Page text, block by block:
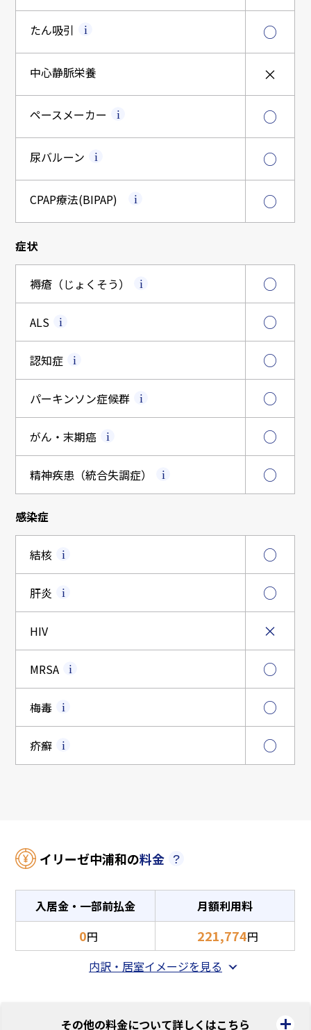
たん吸引 ○
中心静脈栄養 ×
ペースメーカー ○
尿バルーン ○
CPAP療法(BIPAP) ○
症状
褥瘡（じょくそう） ○
ALS ○
認知症 ○
パーキンソン症候群 ○
がん・末期癌 ○
精神疾患（統合失調症） ○
感染症
結核 ○
肝炎 ○
HIV ×
MRSA ○
梅毒 ○
疥癬 ○
イリーゼ中浦和の料金
入居金・一部前払金 月額利用料
0円 221,774円
内訳・居室イメージを見る
その他の料金について詳しくはこちら